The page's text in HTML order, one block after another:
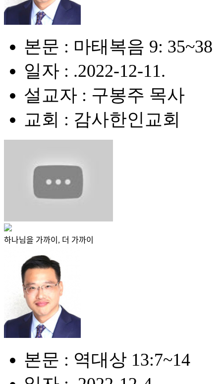
본문 : 마태복음 9: 35~38
일자 : .2022-12-11.
설교자 : 구봉주 목사
교회 : 감사한인교회
하나님을 가까이, 더 가까이
본문 : 역대상 13:7~14